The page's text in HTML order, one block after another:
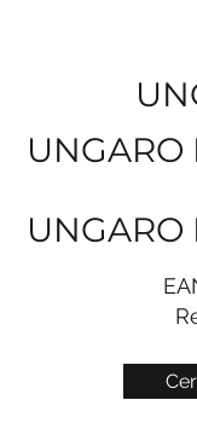
UNGARO